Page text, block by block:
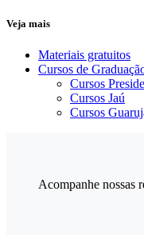
Veja mais
Materiais gratuitos
Cursos de
Cursos
Cursos Jaú
Cursos
Acompanhe nossas